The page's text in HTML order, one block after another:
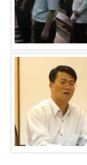
Thị trường
Tư vấn
Lịch phát sóng
Chuyên mục khác
Emagazine
Photo
Video